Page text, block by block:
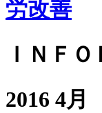
ＩＮＦ
2016 4月